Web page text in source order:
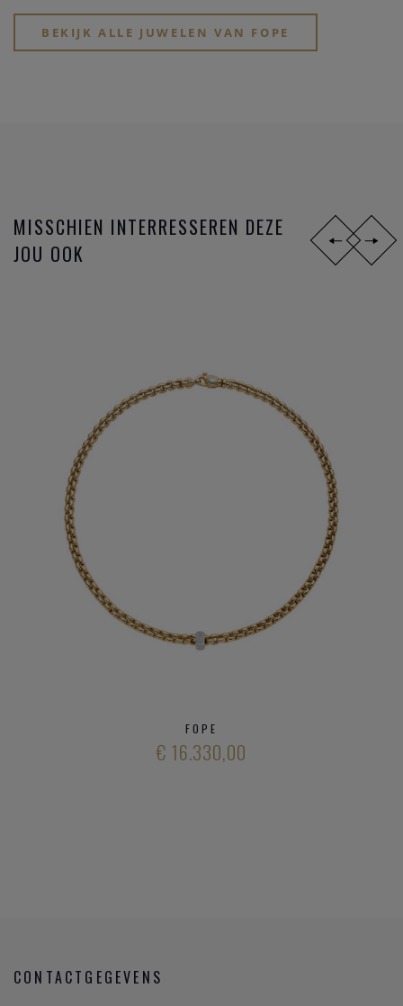
De productie bevindt zich nog altijd in Vicenza, Italië, niet ver
van het originele complex waar Fope begonnen is.
BEKIJK ALLE JUWELEN VAN FOPE
MISSCHIEN INTERRESSEREN DEZE
JOU OOK
FOPE
€ 16.330,00
CONTACTGEGEVENS